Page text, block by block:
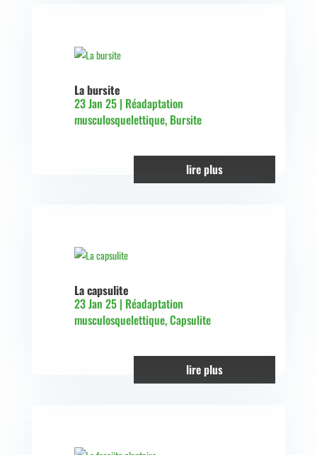
La bursite
23 Jan 25| Réadaptation
musculosquelettique, Bursite
lire plus
La capsulite
23 Jan 25| Réadaptation
musculosquelettique,Capsulite
lire plus